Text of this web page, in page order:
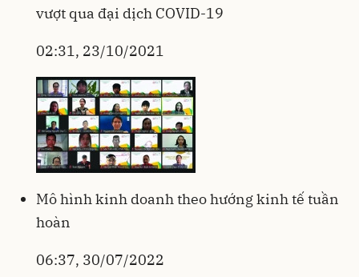
vượt qua đại dịch COVID-19
02:31, 23/10/2021
Mô hình kinh doanh theo hướng kinh tế tuần
hoàn
06:37, 30/07/2022